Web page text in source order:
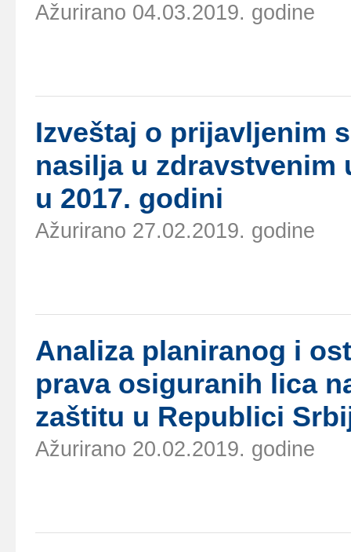
Ažurirano 04.03.2019. godine
Izvеštај о priјаvljеnim
nаsiljа u zdrаvstvеnim
u 2017. gоdini
Ažurirano 27.02.2019. godine
Аnаlizа plаnirаnоg i
prаvа оsigurаnih licа
zаštitu u Rеpublici
Ažurirano 20.02.2019. godine